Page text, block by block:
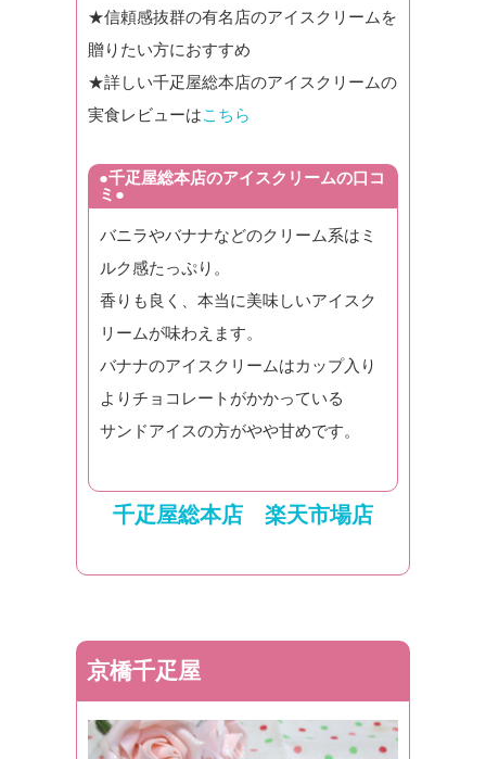
★信頼感抜群の有名店のアイスクリームを
贈りたい方におすすめ
★詳しい千疋屋総本店のアイスクリームの
実食レビューはこちら
●千疋屋総本店のアイスクリームの口コ
ミ●
バニラやバナナなどのクリーム系はミ
ルク感たっぷり。
香りも良く、本当に美味しいアイスク
リームが味わえます。
バナナのアイスクリームはカップ入り
よりチョコレートがかかっている
サンドアイスの方がやや甘めです。
千疋屋総本店 楽天市場店
京橋千疋屋